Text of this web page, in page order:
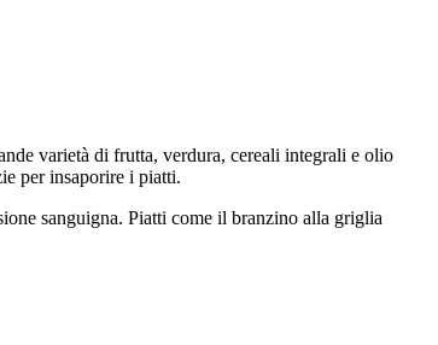
varietà di frutta, verdura, cereali integrali e olio
per insaporire i piatti.
sanguigna. Piatti come il branzino alla griglia